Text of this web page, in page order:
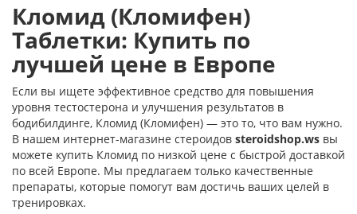
Кломид (Кломифен)
Таблетки: Купить по
лучшей цене в Европе
Если вы ищете эффективное средство для повышения
уровня тестостерона и улучшения результатов в
бодибилдинге, Кломид (Кломифен) — это то, что вам нужно.
В нашем интернет-магазине стероидов steroidshop.ws вы
можете купить Кломид по низкой цене с быстрой доставкой
по всей Европе. Мы предлагаем только качественные
препараты, которые помогут вам достичь ваших целей в
тренировках.